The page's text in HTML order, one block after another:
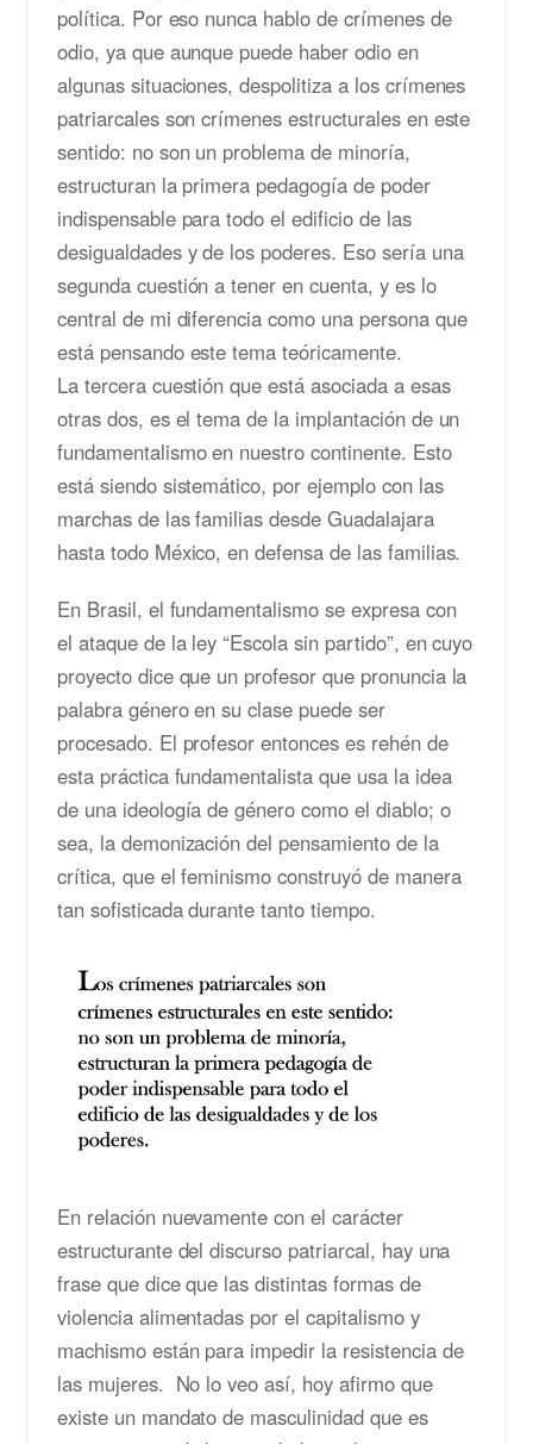
política. Por eso nunca hablo de crímenes de
odio, ya que aunque puede haber odio en
algunas situaciones, despolitiza a los crímenes
patriarcales son crímenes estructurales en este
sentido: no son un problema de minoría,
estructuran la primera pedagogía de poder
indispensable para todo el edificio de las
desigualdades y de los poderes. Eso sería una
segunda cuestión a tener en cuenta, y es lo
central de mi diferencia como una persona que
está pensando este tema teóricamente.
La tercera cuestión que está asociada a esas
otras dos, es el tema de la implantación de un
fundamentalismo en nuestro continente. Esto
está siendo sistemático, por ejemplo con las
marchas de las familias desde Guadalajara
hasta todo México, en defensa de las familias.
En Brasil, el fundamentalismo se expresa con
el ataque de la ley “Escola sin partido”, en cuyo
proyecto dice que un profesor que pronuncia la
palabra género en su clase puede ser
procesado. El profesor entonces es rehén de
esta práctica fundamentalista que usa la idea
de una ideología de género como el diablo; o
sea, la demonización del pensamiento de la
crítica, que el feminismo construyó de manera
tan sofisticada durante tanto tiempo.
En relación nuevamente con el carácter
estructurante del discurso patriarcal, hay una
frase que dice que las distintas formas de
violencia alimentadas por el capitalismo y
machismo están para impedir la resistencia de
las mujeres. No lo veo así, hoy afirmo que
existe un mandato de masculinidad que es